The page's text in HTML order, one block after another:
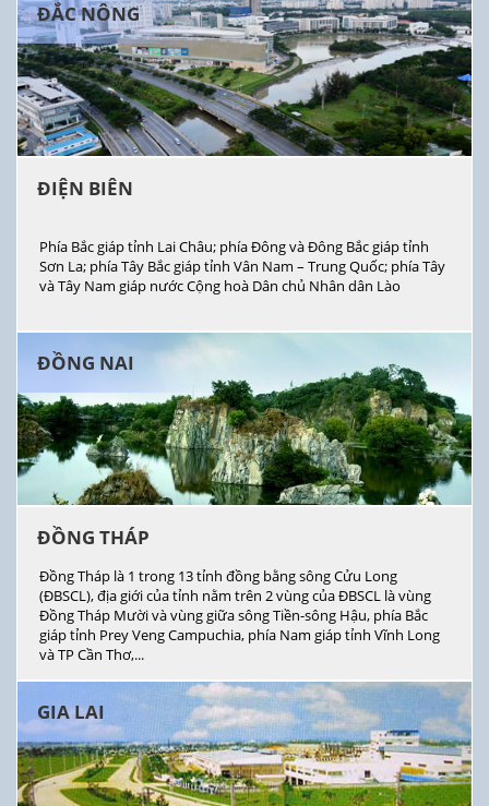
ĐẮC NÔNG
ĐIỆN BIÊN
Phía Bắc giáp tỉnh Lai Châu; phía Đông và Đông Bắc giáp tỉnh
Sơn La; phía Tây Bắc giáp tỉnh Vân Nam – Trung Quốc; phía Tây
và Tây Nam giáp nước Cộng hoà Dân chủ Nhân dân Lào
ĐỒNG NAI
ĐỒNG THÁP
Đồng Tháp là 1 trong 13 tỉnh đồng bằng sông Cửu Long
(ĐBSCL), địa giới của tỉnh nằm trên 2 vùng của ĐBSCL là vùng
Đồng Tháp Mười và vùng giữa sông Tiền-sông Hậu, phía Bắc
giáp tỉnh Prey Veng Campuchia, phía Nam giáp tỉnh Vĩnh Long
và TP Cần Thơ,...
GIA LAI